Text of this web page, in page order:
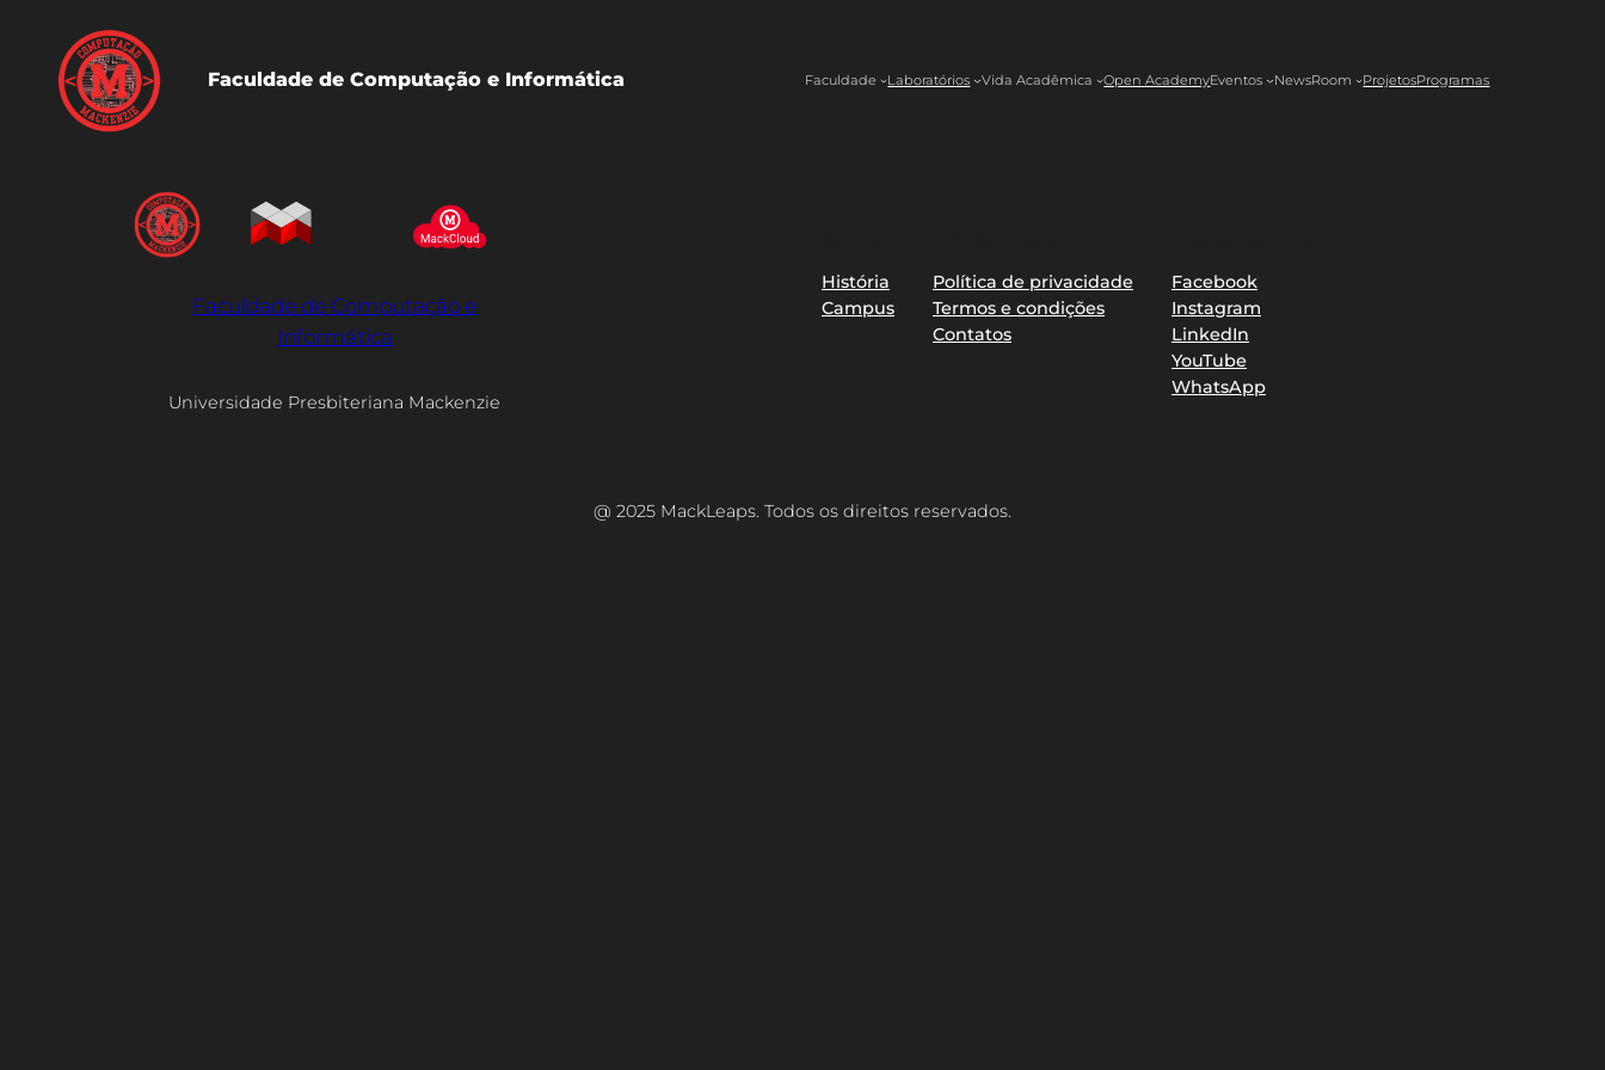
Faculdade de Computação e Informática Faculdade Laboratórios Vida Acadêmica Open AcademyEventos NewsRoom ProjetosProgramas
Faculdade de Computação e
Informática
Universidade Presbiteriana Mackenzie
História
Campus
Política de privacidade
Termos e condições
Contatos
Facebook
Instagram
LinkedIn
YouTube
WhatsApp
@ 2025 MackLeaps. Todos os direitos reservados.